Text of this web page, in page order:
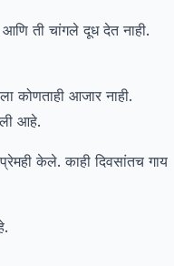
ती चांगले दूध देत नाही.
कोणताही आजार नाही.
आहे.
केले. काही दिवसांतच गाय